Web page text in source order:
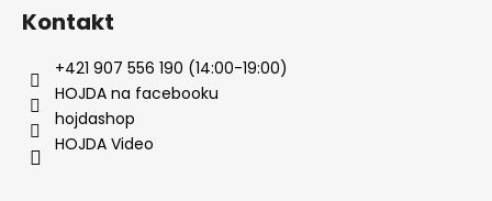
Kontakt
+421 907 556 190 (14:00-19:00)
HOJDA na facebooku
hojdashop
HOJDA Video